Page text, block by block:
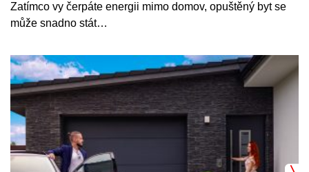
Zatímco vy čerpáte energii mimo domov, opuštěný byt se
může snadno stát…